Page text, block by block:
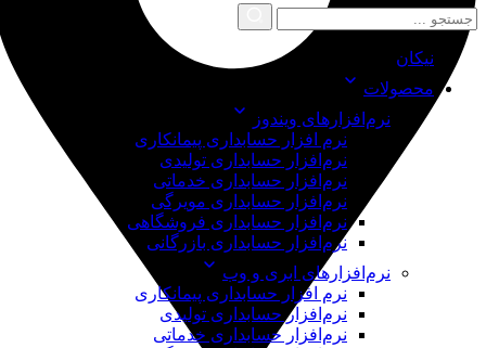
نیکان
محصولات
نرم‌افزارهای ویندوز
نرم افزار حسابداری پیمانکاری
نرم‌افزار حسابداری تولیدی
نرم‌افزار حسابداری خدماتی
نرم‌افزار حسابداری مویرگی
نرم‌افزار حسابداری فروشگاهی
نرم‌افزار حسابداری بازرگانی
نرم‌افزارهای ابری و وب
نرم افزار حسابداری پیمانکاری
نرم‌افزار حسابداری تولیدی
نرم‌افزار حسابداری خدماتی